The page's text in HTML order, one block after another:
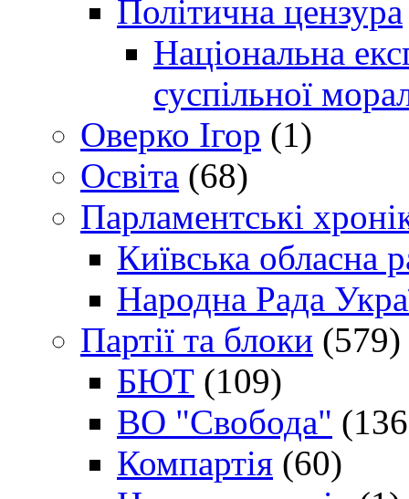
Політична цензура
Національна
суспільної
Оверко Ігор (1)
Освіта (68)
Парламентські
Київська обласна
Народна Рада
Партії та блоки (579)
БЮТ (109)
ВО "Свобода"
Компартія (60)